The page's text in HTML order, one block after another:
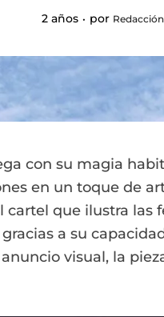
2 años por
con su magia
en un toque de
cartel que ilustra las
a su
visual, la